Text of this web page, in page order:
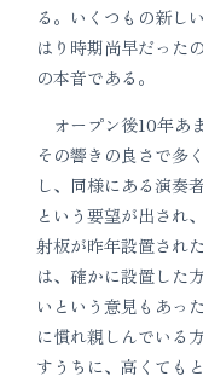
る。いくつもの新し
はり時期尚早だった
の本音である。
オープン後10年あ
その響きの良さで多
し、同様にある演奏
という要望が出され
射板が昨年設置され
は、確かに設置した
いという意見もあっ
に慣れ親しんでいる
すうちに、高くても